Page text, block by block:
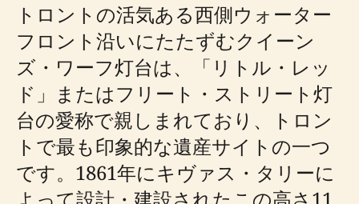
トロントの活気ある西側ウォーター
フロント沿いにたたずむクイーン
ズ・ワーフ灯台は、「リトル・レッ
ド」またはフリート・ストリート灯
台の愛称で親しまれており、トロン
トで最も印象的な遺産サイトの一つ
です。1861年にキヴァス・タリーに